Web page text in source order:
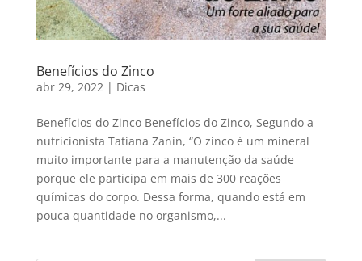
Benefícios do Zinco
abr 29, 2022| Dicas
Benefícios do Zinco Benefícios do Zinco, Segundo a
nutricionista Tatiana Zanin, “O zinco é um mineral
muito importante para a manutenção da saúde
porque ele participa em mais de 300 reações
químicas do corpo. Dessa forma, quando está em
pouca quantidade no organismo,...